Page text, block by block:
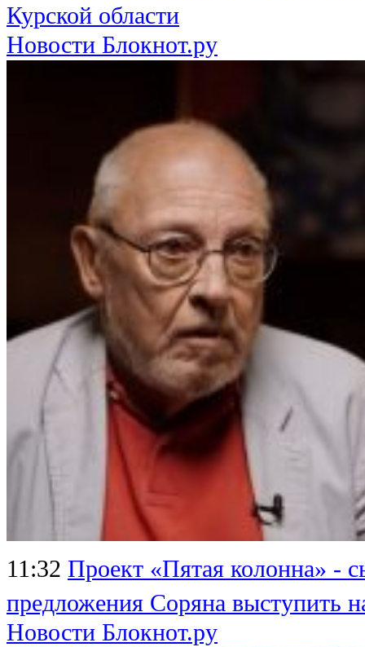
Курской области
Новости Блокнот.ру
11:32 Проект «Пятая колонна» -
предложения Соряна выступить
Новости Блокнот.ру